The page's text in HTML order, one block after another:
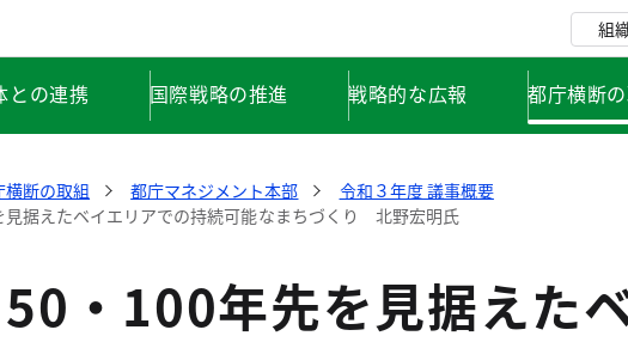
組
との連携 国際戦略の推進 戦略的な広報 都庁横断
横断の取組 都庁マネジメント本部
令和３年度 議事概要
据えたベイエリアでの持続可能なまちづくり 北野宏明氏
・100年先を見据えた